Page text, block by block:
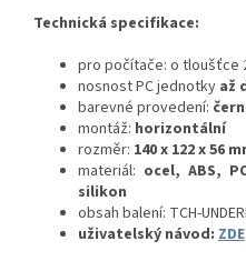
Technická specifikace:
pro počítače: o tloušťce
nosnost PC jednotky až
barevné provedení:
montáž: horizontální
rozměr: 140 x 122 x 56
materiál: ocel, ABS,
silikon
obsah balení: TCH-
uživatelský návod: ZDE